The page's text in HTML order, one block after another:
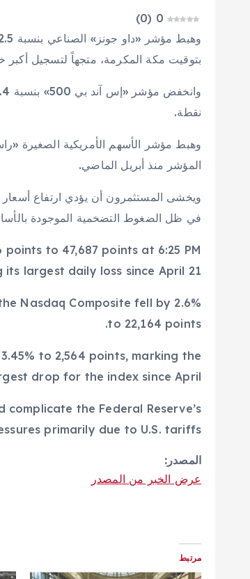
0
(
0
)
بتوقيت مكة المكرمة، متجهاً لتسجيل أكبر خسارة يومية
نقطة.
المؤشر منذ أبريل الماضي.
ويخشى المستثمرون أن يؤدي ارتفاع أسعار
في ظل الضغوط التضخمية الموجودة
to 47,687 points at 6:25 PM
largest daily loss since April 21.
Nasdaq Composite fell by 2.6%
to 22,164 points.
to 2,564 points, marking the
drop for the index since April.
the Federal Reserve’s
primarily due to U.S. tariffs.
المصدر:
عرض الخبر من المصدر
مرتبط